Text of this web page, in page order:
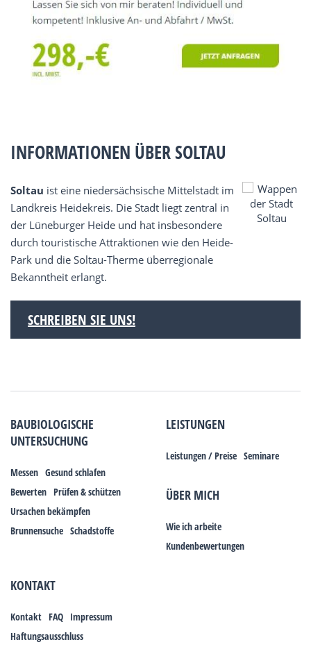
INFORMATIONEN ÜBER SOLTAU
Soltau ist eine niedersächsische Mittelstadt im
Landkreis Heidekreis. Die Stadt liegt zentral in
der Lüneburger Heide und hat insbesondere
durch touristische Attraktionen wie den Heide-
Park und die Soltau-Therme überregionale
Bekanntheit erlangt.
SCHREIBEN SIE UNS!
BAUBIOLOGISCHE
UNTERSUCHUNG
Messen Gesund schlafen
Bewerten Prüfen & schützen
Ursachen bekämpfen
Brunnensuche Schadstoffe
LEISTUNGEN
Leistungen / Preise Seminare
ÜBER MICH
Wie ich arbeite
Kundenbewertungen
KONTAKT
Kontakt FAQ Impressum
Haftungsausschluss